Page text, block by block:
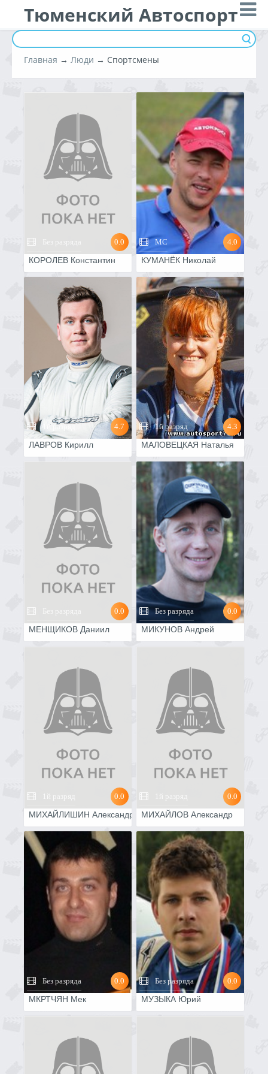
Тюменский Автоспорт
Главная → Люди → Спортсмены
Без разряда 0.0
КОРОЛЕВ Константин
МС 4.0
КУМАНЁК Николай
1й разряд 4.7
ЛАВРОВ Кирилл
1й разряд 4.3
МАЛОВЕЦКАЯ Наталья
Без разряда 0.0
МЕНЩИКОВ Даниил
Без разряда 0.0
МИКУНОВ Андрей
1й разряд 0.0
МИХАЙЛИШИН Александр
1й разряд 0.0
МИХАЙЛОВ Александр
Без разряда 0.0
МКРТЧЯН Мек
Без разряда 0.0
МУЗЫКА Юрий